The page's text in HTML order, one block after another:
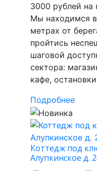
3000 рублей на
Мы находимся
метрах от
пройтись
шаговой
сектора:
кафе,
Подробнее
Коттедж под
Алупкинское д.